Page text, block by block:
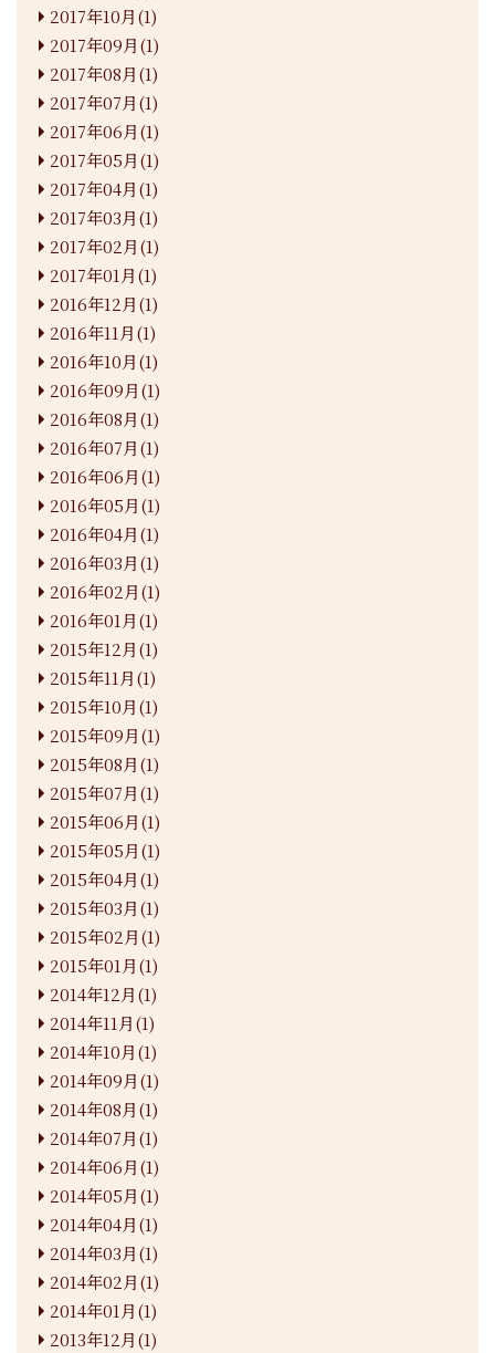
2017年10月(1)
2017年09月(1)
2017年08月(1)
2017年07月(1)
2017年06月(1)
2017年05月(1)
2017年04月(1)
2017年03月(1)
2017年02月(1)
2017年01月(1)
2016年12月(1)
2016年11月(1)
2016年10月(1)
2016年09月(1)
2016年08月(1)
2016年07月(1)
2016年06月(1)
2016年05月(1)
2016年04月(1)
2016年03月(1)
2016年02月(1)
2016年01月(1)
2015年12月(1)
2015年11月(1)
2015年10月(1)
2015年09月(1)
2015年08月(1)
2015年07月(1)
2015年06月(1)
2015年05月(1)
2015年04月(1)
2015年03月(1)
2015年02月(1)
2015年01月(1)
2014年12月(1)
2014年11月(1)
2014年10月(1)
2014年09月(1)
2014年08月(1)
2014年07月(1)
2014年06月(1)
2014年05月(1)
2014年04月(1)
2014年03月(1)
2014年02月(1)
2014年01月(1)
2013年12月(1)